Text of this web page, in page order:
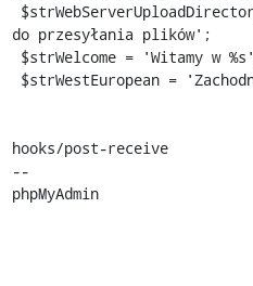
do przesyłania plików';
hooks/post-receive
--
phpMyAdmin